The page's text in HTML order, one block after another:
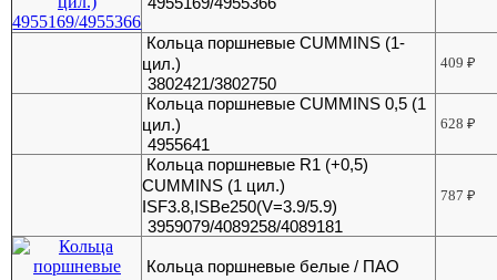
Кольца поршневые CUMMINS (1-
цил.)
3802421/3802750
409₽
Кольца поршневые CUMMINS 0,5 (1
цил.)
4955641
628₽
Кольца поршневые R1 (+0,5)
CUMMINS (1 цил.)
ISF3.8,ISBe250(V=3.9/5.9)
3959079/4089258/4089181
787₽
Кольца поршневые белые / ПАО